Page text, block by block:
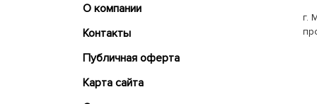
О компании
Контакты
Публичная оферта
Карта сайта
г.